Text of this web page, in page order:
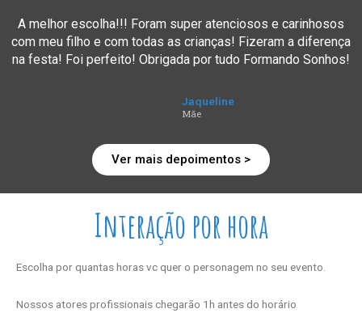
A melhor escolha!!! Foram super atenciosos e carinhosos
com meu filho e com todas as crianças! Fizeram a diferença
na festa! Foi perfeito! Obrigada por tudo Formando Sonhos!
Jaqueline
Mãe
Ver mais depoimentos >
Interação por hora
Escolha por quantas horas vc quer o personagem no seu evento.
Nossos atores profissionais chegarão 1h antes do horário